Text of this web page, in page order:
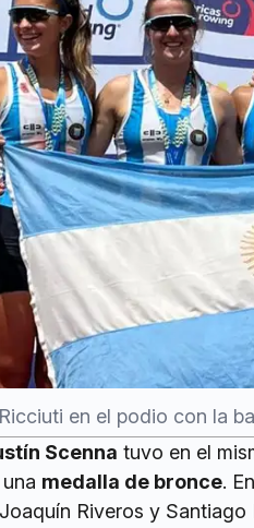
en el podio con la
Scenna tuvo en el
medalla de bronce.
Riveros y